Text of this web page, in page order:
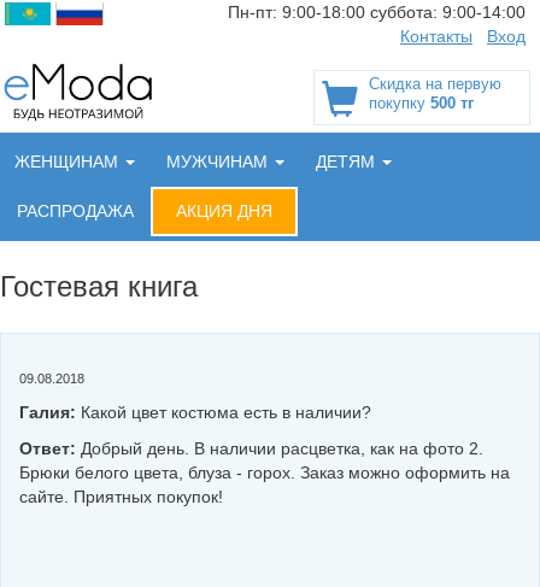
Пн-пт: 9:00-18:00 суббота: 9:00-14:00
Контакты
Вход
Скидка на первую
покупку 500 тг
ЖЕНЩИНАМ МУЖЧИНАМ ДЕТЯМ
РАСПРОДАЖА АКЦИЯ ДНЯ
Гостевая книга
09.08.2018
Галия: Какой цвет костюма есть в наличии?
Ответ: Добрый день. В наличии расцветка, как на фото 2.
Брюки белого цвета, блуза - горох. Заказ можно оформить на
сайте. Приятных покупок!